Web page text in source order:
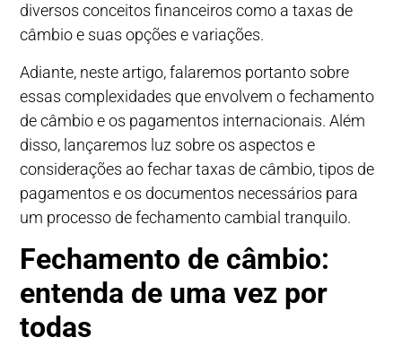
diversos conceitos financeiros como a taxas de
câmbio e suas opções e variações.
Adiante, neste artigo, falaremos portanto sobre
essas complexidades que envolvem o fechamento
de câmbio e os pagamentos internacionais. Além
disso, lançaremos luz sobre os aspectos e
considerações ao fechar taxas de câmbio, tipos de
pagamentos e os documentos necessários para
um processo de fechamento cambial tranquilo.
Fechamento de câmbio:
entenda de uma vez por
todas